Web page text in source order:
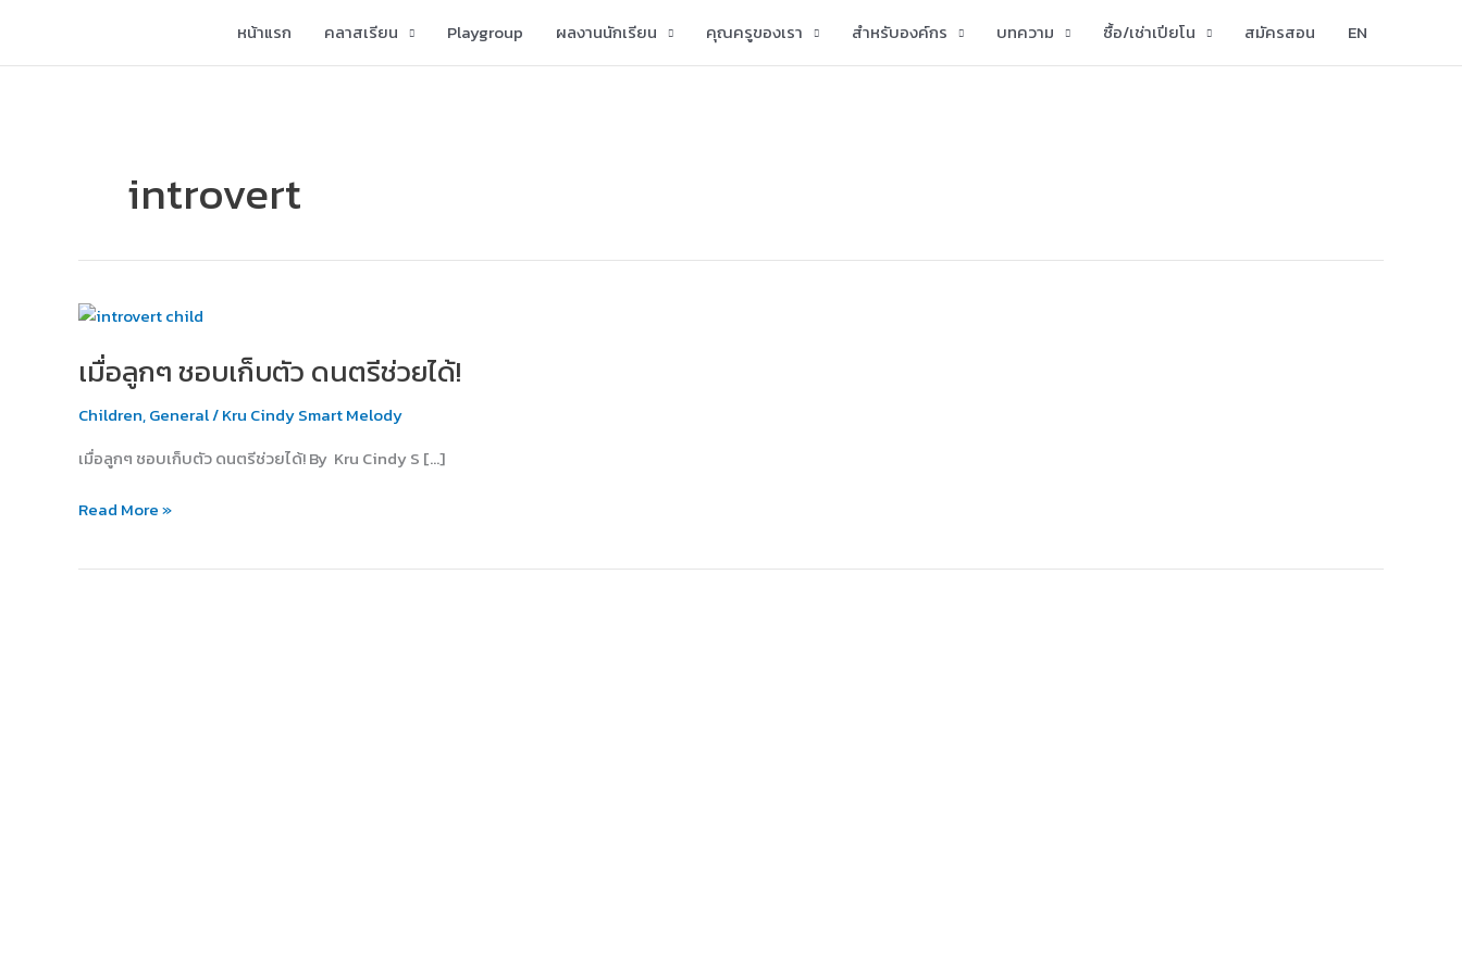
content
หน้าแรก คลาสเรียน Playgroup ผลงานนักเรียน คุณครูของเรา สำหรับองค์กร บทความ ซื้อ/เช่าเปียโน สมัครสอน EN
introvert
เมื่อลูกๆ ชอบเก็บตัว ดนตรีช่วยได้!
Children,General/Kru Cindy Smart Melody
เมื่อลูกๆ ชอบเก็บตัว ดนตรีช่วยได้! By Kru Cindy S […]
เมื่อ
ชอบ
ตัว
ดนตรี
ช่วย
Read More »